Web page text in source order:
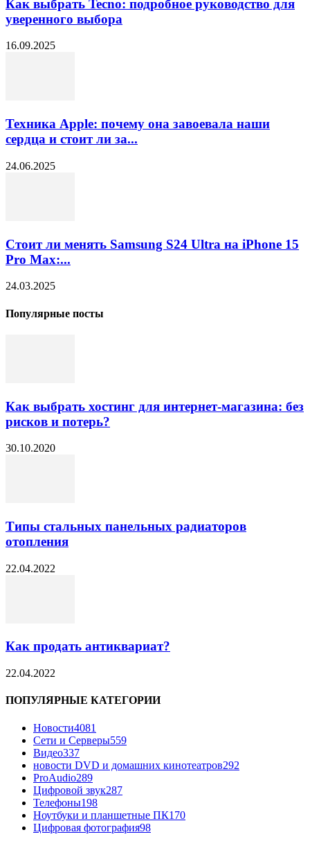
Как выбрать Tecno: подробное руководство для
уверенного выбора
16.09.2025
Техника Apple: почему она завоевала наши
сердца и стоит ли за...
24.06.2025
Стоит ли менять Samsung S24 Ultra на iPhone 15
Pro Max:...
24.03.2025
Популярные посты
Как выбрать хостинг для интернет-магазина: без
рисков и потерь?
30.10.2020
Типы стальных панельных радиаторов
отопления
22.04.2022
Как продать антиквариат?
22.04.2022
ПОПУЛЯРНЫЕ КАТЕГОРИИ
Новости4081
Сети и Серверы559
Видео337
новости DVD и домашних кинотеатров292
ProAudio289
Цифровой звук287
Телефоны198
Ноутбуки и планшетные ПК170
Цифровая фотография98